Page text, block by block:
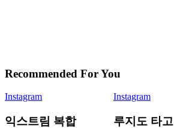
Recommended For You
Instagram
익스트림 복합
Instagram
루지도 타고